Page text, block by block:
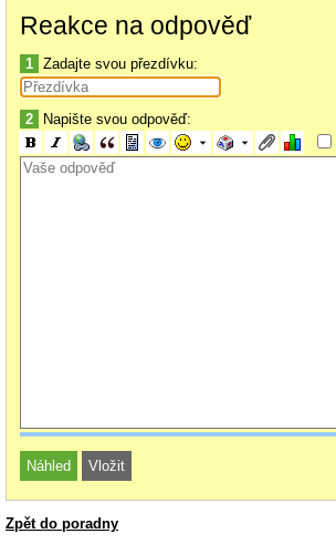
Reakce na odpověď
1 Zadajte svou přezdívku:
2 Napište svou odpověď:
Zpět do poradny